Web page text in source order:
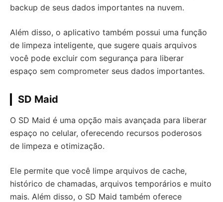
backup de seus dados importantes na nuvem.
Além disso, o aplicativo também possui uma função
de limpeza inteligente, que sugere quais arquivos
você pode excluir com segurança para liberar
espaço sem comprometer seus dados importantes.
SD Maid
O SD Maid é uma opção mais avançada para liberar
espaço no celular, oferecendo recursos poderosos
de limpeza e otimização.
Ele permite que você limpe arquivos de cache,
histórico de chamadas, arquivos temporários e muito
mais. Além disso, o SD Maid também oferece